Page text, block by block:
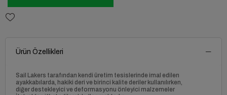
Ürün Özellikleri
Sail Lakers tarafından kendi üretim tesislerinde imal edilen
ayakkabılarda, hakiki deri ve birinci kalite deriler kullanılırken,
diğer destekleyici ve deformasyonu önleyici malzemeler